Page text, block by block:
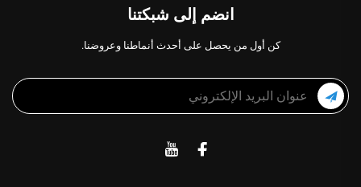
انضم إلى شبكتنا
كن أول من يحصل على أحدث أنماطنا وعروضنا.